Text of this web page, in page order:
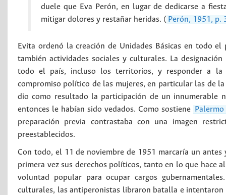
duele que Eva Perón, en lugar de dedicarse a
mitigar dolores y restañar heridas. ( Perón, 1951, p.
Evita ordenó la creación de Unidades Básicas en todo
también actividades sociales y culturales. La
todo el país, incluso los territorios, y responder a la
compromiso político de las mujeres, en particular las de
dio como resultado la participación de un innumerable
entonces le habían sido vedados. Como sostiene
preparación previa contrastaba con una imagen
preestablecidos.
Con todo, el 11 de noviembre de 1951 marcaría un
primera vez sus derechos políticos, tanto en lo que hace
voluntad popular para ocupar cargos
culturales, las antiperonistas libraron batalla e intentaron